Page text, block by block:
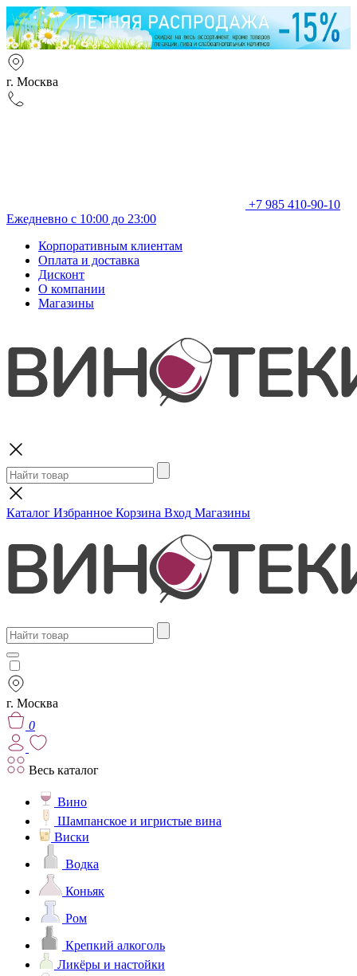
г. Москва
+7 985 410-90-10
Ежедневно с 10:00 до 23:00
Корпоративным клиентам
Оплата и доставка
Дисконт
О компании
Магазины
Каталог Избранное Корзина Вход Магазины
г. Москва
0
Весь каталог
Вино
Шампанское и игристые вина
Виски
Водка
Коньяк
Ром
Крепкий алкоголь
Ликёры и настойки